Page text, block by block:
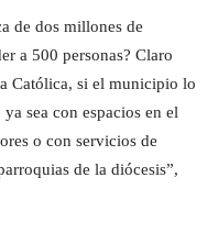
de dos millones de
a 500 personas? Claro
Católica, si el municipio lo
sea con espacios en el
o con servicios de
de la diócesis”,